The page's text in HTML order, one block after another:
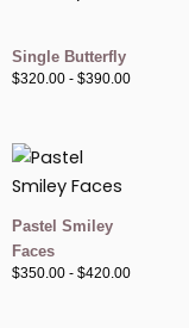
Single Butterfly
$320.00 - $390.00
Pastel Smiley
Faces
$350.00 - $420.00